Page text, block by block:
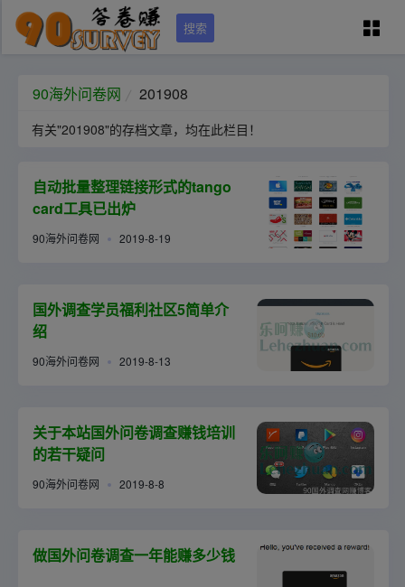
搜索
学员专区
国外调查培训
问卷资源（可点）
城市列表
关于本站
90海外问卷网 201908
有关"201908"的存档文章，均在此栏目！
自动批量整理链接形式的tango
card工具已出炉
90海外问卷网 2019-8-19
国外调查学员福利社区5简单介
绍
90海外问卷网 2019-8-13
关于本站国外问卷调查赚钱培训
的若干疑问
90海外问卷网 2019-8-8
做国外问卷调查一年能赚多少钱